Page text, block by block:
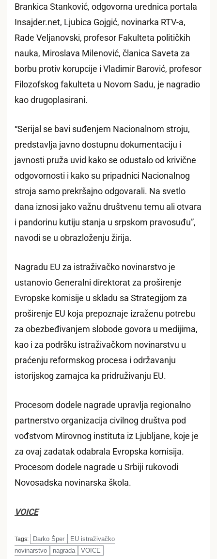
Brankica Stanković, odgovorna urednica portala
Insajder.net, Ljubica Gojgić, novinarka RTV-a,
Rade Veljanovski, profesor Fakulteta političkih
nauka, Miroslava Milenović, članica Saveta za
borbu protiv korupcije i Vladimir Barović, profesor
Filozofskog fakulteta u Novom Sadu, je nagradio
kao drugoplasirani.
“Serijal se bavi suđenjem Nacionalnom stroju,
predstavlja javno dostupnu dokumentaciju i
javnosti pruža uvid kako se odustalo od krivične
odgovornosti i kako su pripadnici Nacionalnog
stroja samo prekršajno odgovarali. Na svetlo
dana iznosi jako važnu društvenu temu ali otvara
i pandorinu kutiju stanja u srpskom pravosuđu”,
navodi se u obrazloženju žirija.
Nagradu EU za istraživačko novinarstvo je
ustanovio Generalni direktorat za proširenje
Evropske komisije u skladu sa Strategijom za
proširenje EU koja prepoznaje izraženu potrebu
za obezbeđivanjem slobode govora u medijima,
kao i za podršku istraživačkom novinarstvu u
praćenju reformskog procesa i održavanju
istorijskog zamajca ka pridruživanju EU.
Procesom dodele nagrade upravlja regionalno
partnerstvo organizacija civilnog društva pod
vođstvom Mirovnog instituta iz Ljubljane, koje je
za ovaj zadatak odabrala Evropska komisija.
Procesom dodele nagrade u Srbiji rukovodi
Novosadska novinarska škola.
VOICE
Tags: Darko Šper
EU istraživačko
novinarstvo
nagrada VOICE